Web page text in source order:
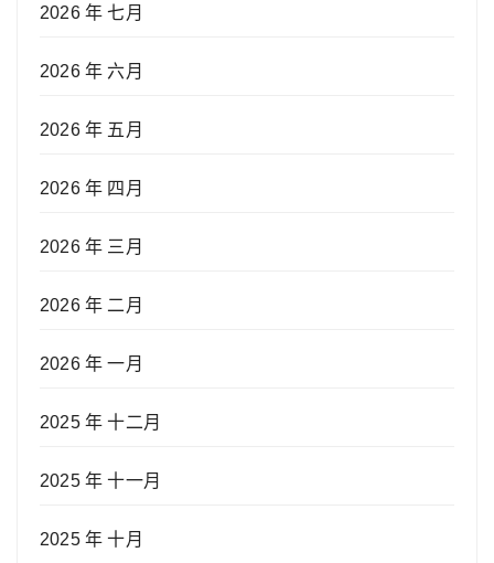
2026 年 七月
2026 年 六月
2026 年 五月
2026 年 四月
2026 年 三月
2026 年 二月
2026 年 一月
2025 年 十二月
2025 年 十一月
2025 年 十月